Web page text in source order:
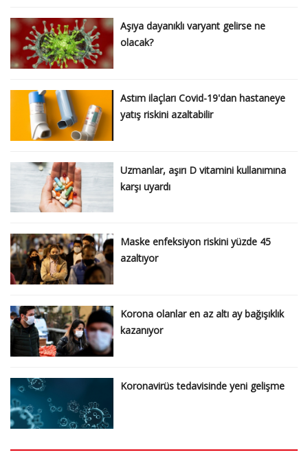
Aşıya dayanıklı varyant gelirse ne
olacak?
Astım ilaçları Covid-19'dan hastaneye
yatış riskini azaltabilir
Uzmanlar, aşırı D vitamini kullanımına
karşı uyardı
Maske enfeksiyon riskini yüzde 45
azaltıyor
Korona olanlar en az altı ay bağışıklık
kazanıyor
Koronavirüs tedavisinde yeni gelişme